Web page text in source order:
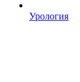
Урология